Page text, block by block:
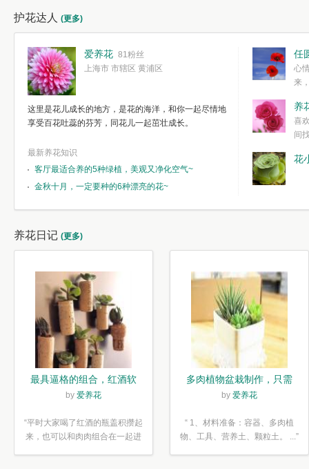
护花达人 (更多)
爱养花 81粉丝
上海市 市辖区 黄浦区
这里是花儿成长的地方，是花的海洋，和你一起尽情地
享受百花吐蕊的芬芳，同花儿一起茁壮成长。
最新养花知识
客厅最适合养的5种绿植，美观又净化空气~
金秋十月，一定要种的6种漂亮的花~
任
心
来
简单愉快的心
我们自己复杂
养
喜
间
花
养花日记 (更多)
最具逼格的组合，红酒软
木塞diy多肉植物盆栽
by 爱养花
“平时大家喝了红酒的瓶盖积攒起
来，也可以和肉肉组合在一起进
多肉植物盆栽制作，只需
简单6步
by 爱养花
“ 1、材料准备：容器、多肉植
物、工具、营养土、颗粒土。 ...”